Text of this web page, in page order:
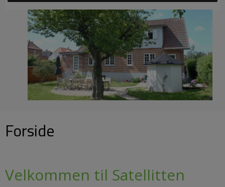
Forside
Velkommen til Satellitten